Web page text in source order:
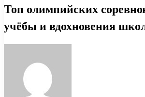
Топ олимпийских
учёбы и вдохновения